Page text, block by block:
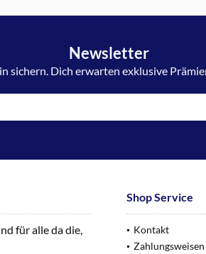
Newsletter
sichern. Dich erwarten exklusive
für alle da die,
Shop Service
Kontakt
Zahlungsweisen